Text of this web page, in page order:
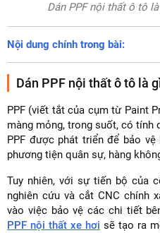
Dán PPF nội thất ô tô
Nội dung chính trong bài:
Dán PPF nội thất ô tô là
PPF (viết tắt của cụm từ Paint
màng mỏng, trong suốt, có tính
PPF được phát triển để bảo
phương tiện quân sự, hàng
Tuy nhiên, với sự tiến bộ của
nghiên cứu và cắt CNC chính
vào việc bảo vệ các chi tiết
PPF nội thất xe hơi sẽ tạo ra